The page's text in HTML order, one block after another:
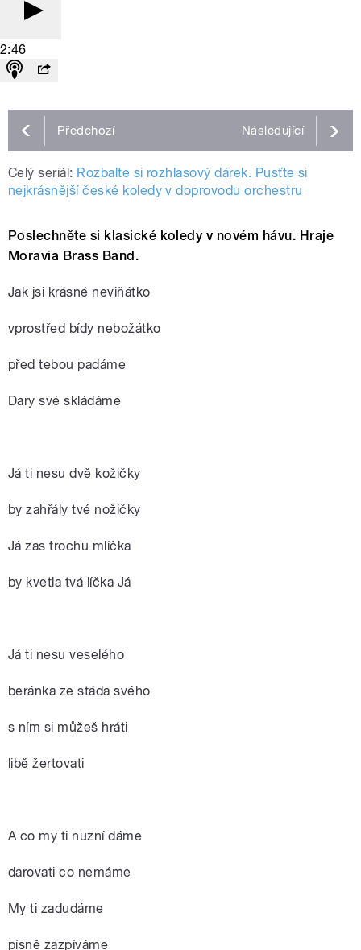
2:46
Předchozí Následující
Celý seriál: Rozbalte si rozhlasový dárek. Pusťte si
nejkrásnější české koledy v doprovodu orchestru
Poslechněte si klasické koledy v novém hávu. Hraje
Moravia Brass Band.
Jak jsi krásné neviňátko
vprostřed bídy nebožátko
před tebou padáme
Dary své skládáme
Já ti nesu dvě kožičky
by zahřály tvé nožičky
Já zas trochu mlíčka
by kvetla tvá líčka Já
Já ti nesu veselého
beránka ze stáda svého
s ním si můžeš hráti
libě žertovati
A co my ti nuzní dáme
darovati co nemáme
My ti zadudáme
písně zazpíváme